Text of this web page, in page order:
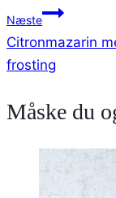
Næste
Citronmazarin
frosting
Måske du